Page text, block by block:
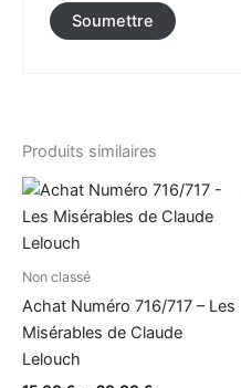
Produits similaires
Non classé
Achat Numéro 716/717 – Les
Misérables de Claude
Lelouch
Plage
prix :
Ce